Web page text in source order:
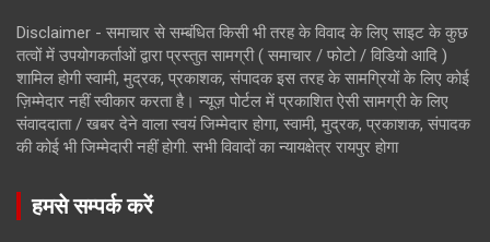
Disclaimer - समाचार से सम्बंधित किसी भी तरह के विवाद के लिए साइट के कुछ
तत्वों में उपयोगकर्ताओं द्वारा प्रस्तुत सामग्री ( समाचार / फोटो / विडियो आदि )
शामिल होगी स्वामी, मुद्रक, प्रकाशक, संपादक इस तरह के सामग्रियों के लिए कोई
ज़िम्मेदार नहीं स्वीकार करता है। न्यूज़ पोर्टल में प्रकाशित ऐसी सामग्री के लिए
संवाददाता / खबर देने वाला स्वयं जिम्मेदार होगा, स्वामी, मुद्रक, प्रकाशक, संपादक
की कोई भी जिम्मेदारी नहीं होगी. सभी विवादों का न्यायक्षेत्र रायपुर होगा
हमसे सम्पर्क करें